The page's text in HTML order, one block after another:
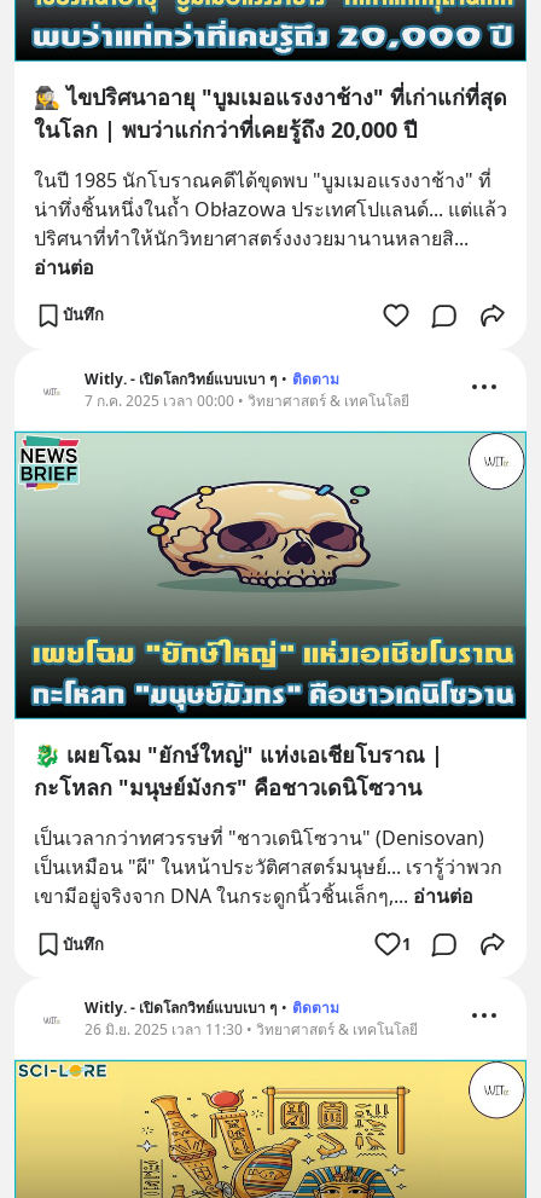
🕵️‍♀️ ไขปริศนาอายุ "บูมเมอแรงงาช้าง" ที่เก่าแก่ที่สุด
ในโลก | พบว่าแก่กว่าที่เคยรู้ถึง 20,000 ปี
ในปี 1985 นักโบราณคดีได้ขุดพบ "บูมเมอแรงงาช้าง" ที่
น่าทึ่งชิ้นหนึ่งในถ้ำ Obłazowa ประเทศโปแลนด์... แต่แล้ว
ปริศนาที่ทำให้นักวิทยาศาสตร์งงงวยมานานหลายสิ
อ่านต่อ
บันทึก
Witly. - เปิดโลกวิทย์แบบเบา ๆ • ติดตาม
7 ก.ค. 2025 เวลา 00:00 • วิทยาศาสตร์ & เทคโนโลยี
🐉 เผยโฉม "ยักษ์ใหญ่" แห่งเอเชียโบราณ |
กะโหลก "มนุษย์มังกร" คือชาวเดนิโซวาน
เป็นเวลากว่าทศวรรษที่ "ชาวเดนิโซวาน" (Denisovan)
เป็นเหมือน "ผี" ในหน้าประวัติศาสตร์มนุษย์... เรารู้ว่าพวก
เขามีอยู่จริงจาก DNA ในกระดูกนิ้วชิ้นเล็กๆ,... อ่านต่อ
บันทึก 1
Witly. - เปิดโลกวิทย์แบบเบา ๆ • ติดตาม
26 มิ.ย. 2025 เวลา 11:30 • วิทยาศาสตร์ & เทคโนโลยี